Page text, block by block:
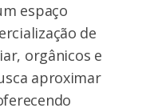
espaço
de
orgânicos e
aproximar